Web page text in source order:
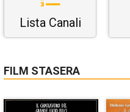
Lista Canali
FILM STASERA